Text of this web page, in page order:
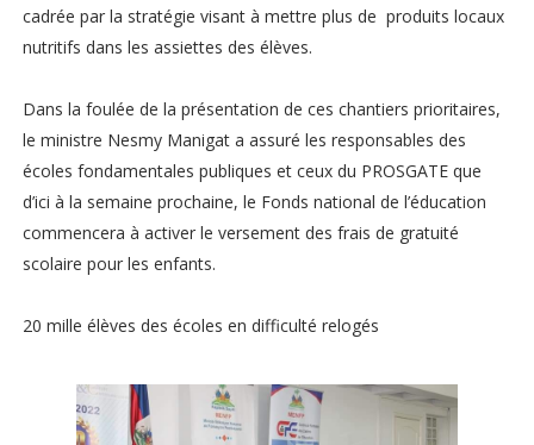
cadrée par la stratégie visant à mettre plus de produits locaux
nutritifs dans les assiettes des élèves.
Dans la foulée de la présentation de ces chantiers prioritaires,
le ministre Nesmy Manigat a assuré les responsables des
écoles fondamentales publiques et ceux du PROSGATE que
d’ici à la semaine prochaine, le Fonds national de l’éducation
commencera à activer le versement des frais de gratuité
scolaire pour les enfants.
20 mille élèves des écoles en difficulté relogés